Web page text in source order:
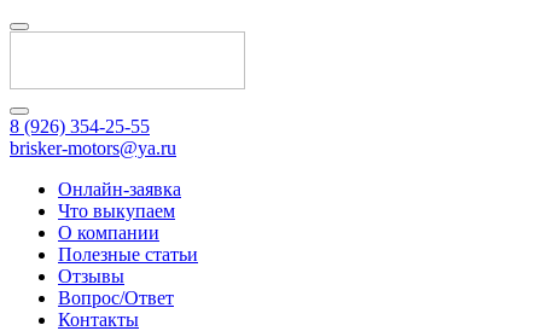
8 (926) 354-25-55
brisker-motors@ya.ru
Онлайн-заявка
Что выкупаем
О компании
Полезные статьи
Отзывы
Вопрос/Ответ
Контакты